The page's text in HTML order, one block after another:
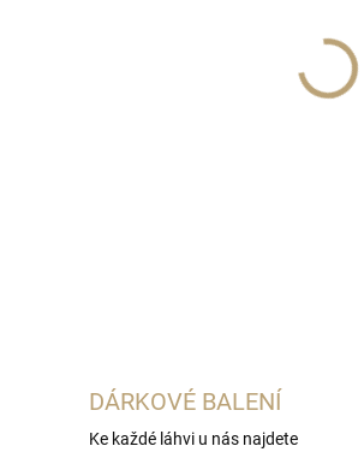
DÁRKOVÉ BALENÍ
Ke každé láhvi u nás najdete